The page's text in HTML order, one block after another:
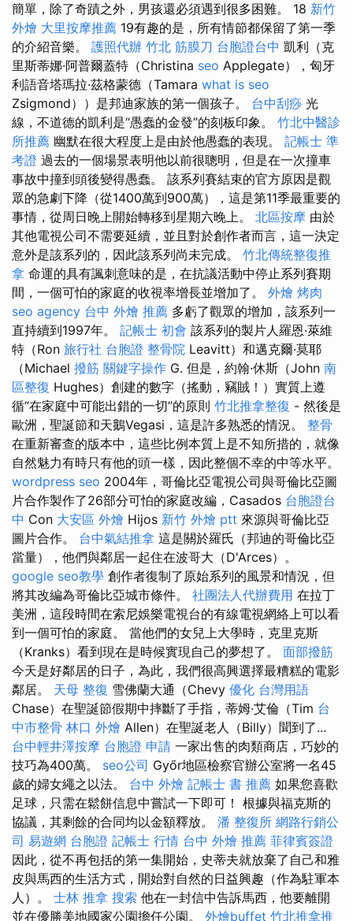
簡單，除了奇蹟之外，男孩還必須遇到很多困難。 18 新竹
外燴 大里按摩推薦 19有趣的是，所有情節都保留了第一季
的介紹音樂。 護照代辦 竹北 筋膜刀 台胞證台中 凱利（克
里斯蒂娜·阿普爾蓋特（Christina seo Applegate），匈牙
利語音塔瑪拉·茲格蒙德（Tamara what is seo
Zsigmond））是邦迪家族的第一個孩子。 台中刮痧 光
線，不道德的凱利是“愚蠢的金發”的刻板印象。 竹北中醫診
所推薦 幽默在很大程度上是由於他愚蠢的表現。 記帳士 準
考證 過去的一個場景表明他以前很聰明，但是在一次撞車
事故中撞到頭後變得愚蠢。 該系列賽結束的官方原因是觀
眾的急劇下降（從1400萬到900萬），這是第11季最重要的
事情，從周日晚上開始轉移到星期六晚上。 北區按摩 由於
其他電視公司不需要延續，並且對於創作者而言，這一決定
意外是該系列的，因此該系列尚未完成。 竹北傳統整復推
拿 命運的具有諷刺意味的是，在抗議活動中停止系列賽期
間，一個可怕的家庭的收視率增長並增加了。 外燴 烤肉
seo agency 台中 外燴 推薦 多虧了觀眾的增加，該系列一
直持續到1997年。 記帳士 初會 該系列的製片人羅恩·萊維
特（Ron 旅行社 台胞證 整骨院 Leavitt）和邁克爾·莫耶
（Michael 撥筋 關鍵字操作 G. 但是，約翰·休斯（John 南
區整復 Hughes）創建的數字（搖動，竊賊！）實質上遵
循“在家庭中可能出錯的一切”的原則 竹北推拿整復 - 然後是
歐洲，聖誕節和天鵝Vegasi，這是許多熟悉的情況。 整骨
在重新審查的版本中，這些比例本質上是不知所措的，就像
自然魅力有時只有他的頭一樣，因此整個不幸的中等水平。
wordpress seo 2004年，哥倫比亞電視公司與哥倫比亞圖
片合作製作了26部分可怕的家庭改編，Casados 台胞證台
中 Con 大安區 外燴 Hijos 新竹 外燴 ptt 來源與哥倫比亞
圖片合作。 台中氣結推拿 這是關於羅氏（邦迪的哥倫比亞
當量），他們與鄰居一起住在波哥大（D'Arces）。
google seo教學 創作者復制了原始系列的風景和情況，但
將其改編為哥倫比亞城市條件。 社團法人代辦費用 在拉丁
美洲，這段時間在索尼娛樂電視台的有線電視網絡上可以看
到一個可怕的家庭。 當他們的女兒上大學時，克里克斯
（Kranks）看到現在是時候實現自己的夢想了。 面部撥筋
今天是好鄰居的日子，為此，我們很高興選擇最糟糕的電影
鄰居。 天母 整復 雪佛蘭大通（Chevy 優化 台灣用語
Chase）在聖誕節假期中摔斷了手指，蒂姆·艾倫（Tim 台
中市整骨 林口 外燴 Allen）在聖誕老人（Billy）聞到了...
台中輕井澤按摩 台胞證 申請 一家出售的肉類商店，巧妙的
技巧為400萬。 seo公司 Győr地區檢察官辦公室將一名45
歲的婦女繩之以法。 台中 外燴 記帳士 書 推薦 如果您喜歡
足球，只需在鬆餅信息中嘗試一下即可！ 根據與福克斯的
協議，其剩餘的合同均以金額釋放。 潘 整復所 網路行銷公
司 易遊網 台胞證 記帳士 行情 台中 外燴 推薦 菲律賓簽證
因此，從不再包括的第一集開始，史蒂夫就放棄了自己和雅
皮與馬西的生活方式，開始對自然的日益興趣（作為駐軍本
人）。 士林 推拿 搜索 他在一封信中告訴馬西，他要離開
並在優勝美地國家公園擔任公園。 外燴buffet 竹北推拿推